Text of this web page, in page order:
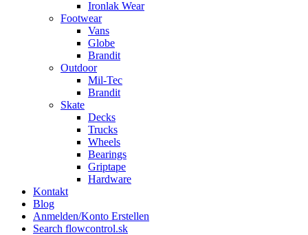
Ironlak Wear
Footwear
Vans
Globe
Brandit
Outdoor
Mil-Tec
Brandit
Skate
Decks
Trucks
Wheels
Bearings
Griptape
Hardware
Kontakt
Blog
Anmelden/Konto Erstellen
Search flowcontrol.sk